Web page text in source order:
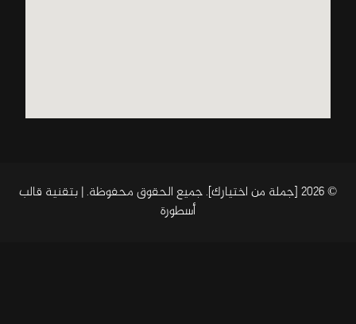
© 2026 [جملة من اختيارك]. جميع الحقوق محفوظة. | بتقنية
قالب
أسطورة